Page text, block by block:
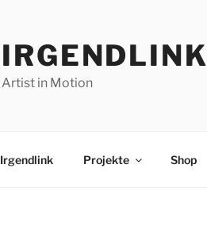
IRGENDLINK
Artist in Motion
Irgendlink Projekte Shop